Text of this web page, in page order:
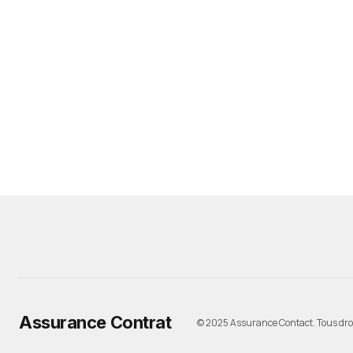
Assurance Contrat © 2025 Assurance Contact. Tous